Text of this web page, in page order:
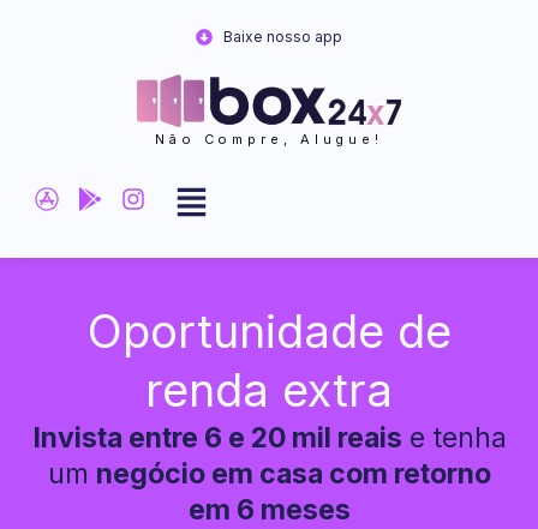
Não Compre, Alugue!
Baixe nosso app
Oportunidade de
renda extra
Invista entre 6 e 20 mil reais e tenha
um negócio em casa com retorno
em 6 meses